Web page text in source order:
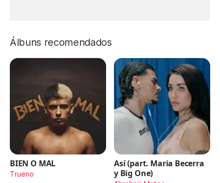
Álbuns recomendados
BIEN O MAL
Trueno
Así (part. Maria Becerra
y Big One)